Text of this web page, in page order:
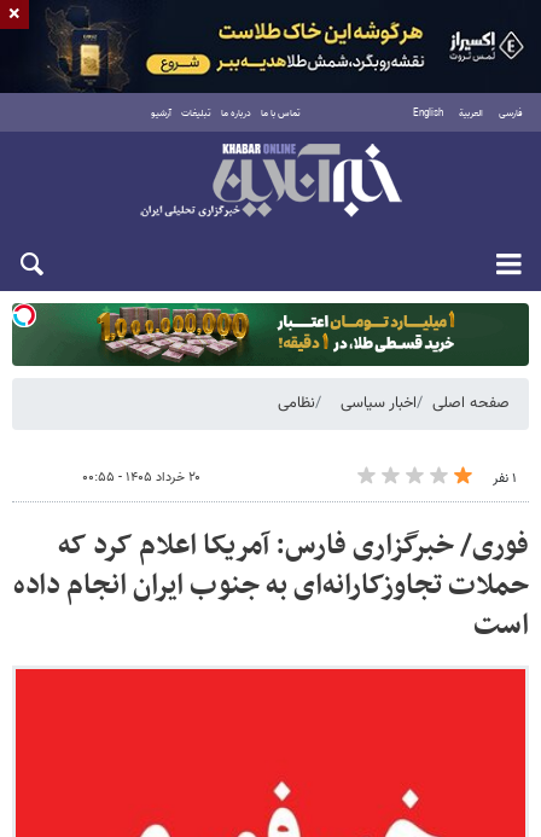
فارسی العربية English تماس با ما درباره ما تبلیغات آرشیو
یکشنبه ۱۸ مرداد ۱۴۰۵
صفحه اصلی اخبار سیاسی نظامی
۱ نفر ۲۰ خرداد ۱۴۰۵ - ۰۰:۵۵
فوری/ خبرگزاری فارس: آمریکا اعلام کرد که
حملات تجاوزکارانه‌ای به جنوب ایران انجام داده
است
×